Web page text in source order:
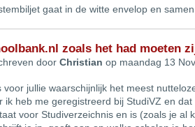
gaat in de witte envelop en
zoals het had moeten
door Christian op maandag 13
voor jullie waarschijnlijk het meest
ik heb me geregistreerd bij StudiVZ en
voor Studiverzeichnis en is (zoals je al